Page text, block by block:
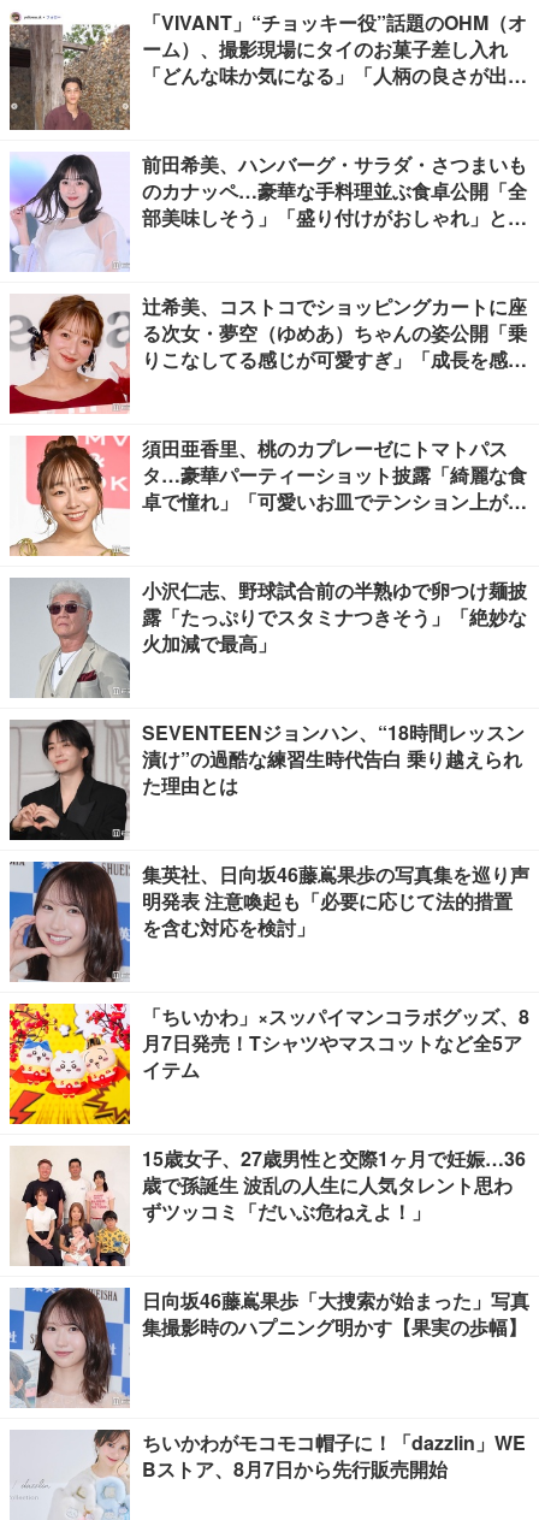
「VIVANT」“チョッキー役”話題のOHM（オ
ーム）、撮影現場にタイのお菓子差し入れ
「どんな味か気になる」「人柄の良さが出て
前田希美、ハンバーグ・サラダ・さつまいも
のカナッペ…豪華な手料理並ぶ食卓公開「全
部美味しそう」「盛り付けがおしゃれ」と絶
辻希美、コストコでショッピングカートに座
る次女・夢空（ゆめあ）ちゃんの姿公開「乗
りこなしてる感じが可愛すぎ」「成長を感じ
須田亜香里、桃のカプレーゼにトマトパス
タ…豪華パーティーショット披露「綺麗な食
卓で憧れ」「可愛いお皿でテンション上が
小沢仁志、野球試合前の半熟ゆで卵つけ麺披
露「たっぷりでスタミナつきそう」「絶妙な
火加減で最高」
SEVENTEENジョンハン、“18時間レッスン
漬け”の過酷な練習生時代告白 乗り越えられ
た理由とは
集英社、日向坂46藤嶌果歩の写真集を巡り声
明発表 注意喚起も「必要に応じて法的措置
を含む対応を検討」
「ちいかわ」×スッパイマンコラボグッズ、8
月7日発売！Tシャツやマスコットなど全5ア
イテム
15歳女子、27歳男性と交際1ヶ月で妊娠…36
歳で孫誕生 波乱の人生に人気タレント思わ
ずツッコミ「だいぶ危ねえよ！」
日向坂46藤嶌果歩「大捜索が始まった」写真
集撮影時のハプニング明かす【果実の歩幅】
ちいかわがモコモコ帽子に！「dazzlin」WE
Bストア、8月7日から先行販売開始